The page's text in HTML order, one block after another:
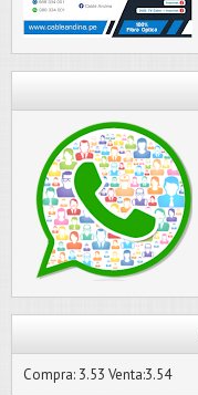
Compra: 3.53 Venta:3.54